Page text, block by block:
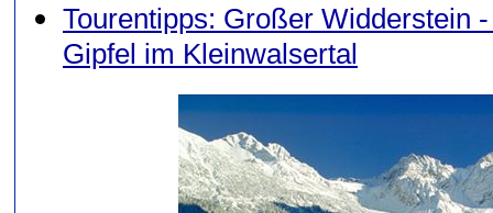
Tourentipps: Großer Widderstein
Gipfel im Kleinwalsertal